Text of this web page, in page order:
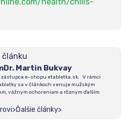
Martin Bukvay
zástupca e-shopu etabletka.sk. V rámci
sa v článkoch venuje mužským
vážnym ochoreniam a rôznym ďalším
>Ďalšie články>